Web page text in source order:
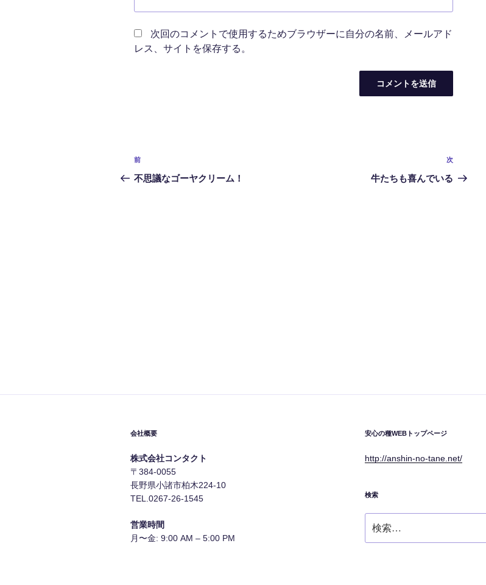
次回のコメントで使用するためブラウザーに自分の名前、メールアド
レス、サイトを保存する。
投
稿
前
の
前
不思議なゴーヤクリーム！
次
の
次
牛たちも喜んでいる
会社概要
株式会社コンタクト
〒384-0055
長野県小諸市柏木224-10
TEL.0267-26-1545
営業時間
月〜金: 9:00 AM – 5:00 PM
安心の種WEBトップページ
http://anshin-no-tane.net/
検索
索: